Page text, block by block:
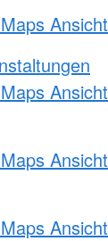
Ansicht
Ansicht
Ansicht
Ansicht